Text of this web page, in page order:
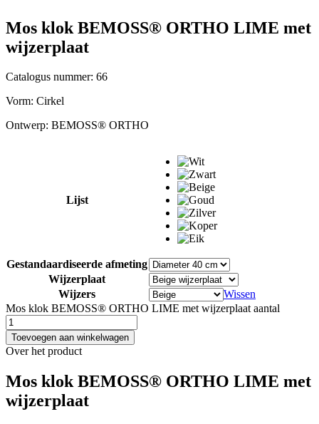
Mos klok BEMOSS® ORTHO LIME met
wijzerplaat
Catalogus nummer: 66
Vorm: Cirkel
Ontwerp: BEMOSS® ORTHO
Lijst
Gestandaardiseerde afmeting
Wijzerplaat
Wijzers
Wissen
Mos klok BEMOSS® ORTHO LIME met wijzerplaat aantal
Toevoegen aan winkelwagen
Over het product
Mos klok BEMOSS® ORTHO LIME met
wijzerplaat